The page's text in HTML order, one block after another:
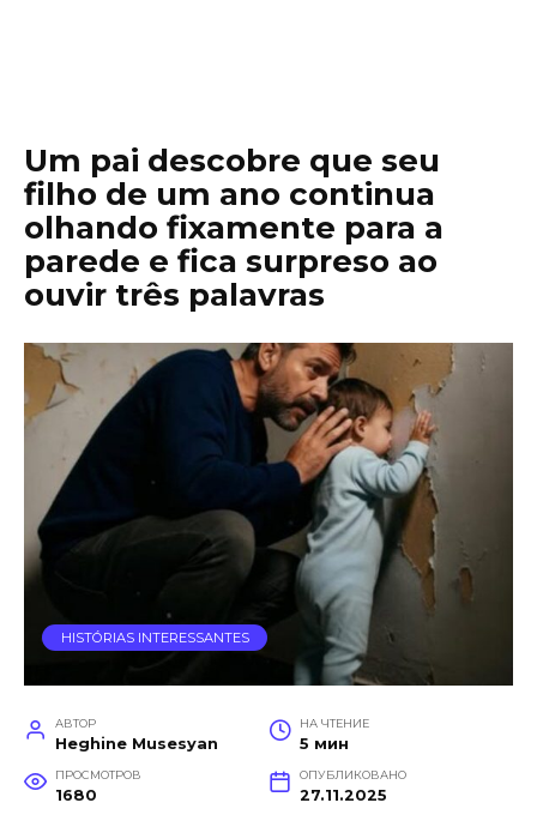
Um pai descobre que seu
filho de um ano continua
olhando fixamente para a
parede e fica surpreso ao
ouvir três palavras
HISTÓRIAS INTERESSANTES
АВТОР
Heghine Musesyan
НА ЧТЕНИЕ
5 мин
ПРОСМОТРОВ
1680
ОПУБЛИКОВАНО
27.11.2025